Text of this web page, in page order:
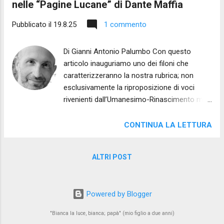
nelle “Pagine Lucane” di Dante Maffia
Pubblicato il 19.8.25 1 commento
Di Gianni Antonio Palumbo Con questo
articolo inauguriamo uno dei filoni che
caratterizzeranno la nostra rubrica; non
esclusivamente la riproposizione di voci
rivenienti dall’Umanesimo-Rinascimento ma
nella consapevolezza che esse abbiano
figura di Isabella Morra è un esempio
contributi, tra cui segnaliamo il più recente
fruibile in open access al seguente link . La
CONTINUA LA LETTURA
ALTRI POST
Powered by Blogger
"Bianca la luce, bianca; papà" (mio figlio a due anni)